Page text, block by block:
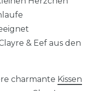
& Eef aus den
charmante Kissen